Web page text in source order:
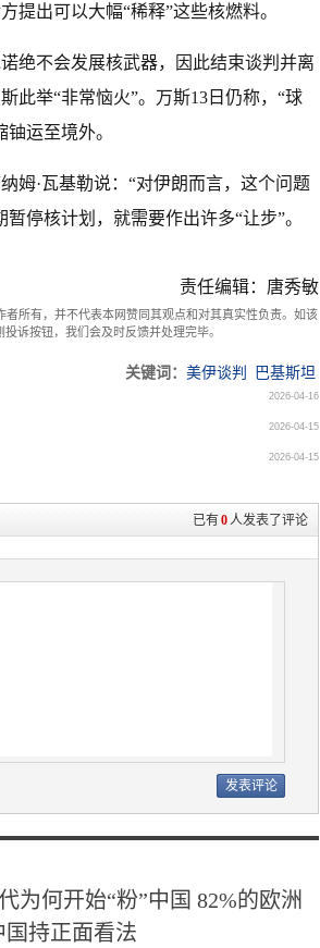
提出可以大幅“稀释”这些核燃料。
绝不会发展核武器，因此结束谈判并离
此举“非常恼火”。万斯13日仍称，“球
运至境外。
姆·瓦基勒说：“对伊朗而言，这个问题
停核计划，就需要作出许多“让步”。
责任编辑：唐秀敏
所有，并不代表本网赞同其观点和对其真实性负责。如该
诉按钮，我们会及时反馈并处理完毕。
关键词： 美伊谈判
巴基斯坦
2026-04-16
2026-04-15
2026-04-15
已有0人发表了评论
为何开始“粉”中国 82%的欧洲
国持正面看法